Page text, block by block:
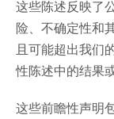
这些陈述反映了
险、不确定性和
且可能超出我们
性陈述中的结果
这些前瞻性声明